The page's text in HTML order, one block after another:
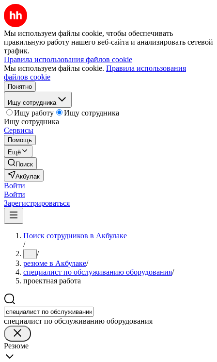
Мы используем файлы cookie, чтобы обеспечивать
правильную работу нашего веб-сайта и анализировать сетевой
трафик.
Правила использования файлов cookie
Мы используем файлы cookie. Правила использования
файлов cookie
Понятно
Ищу сотрудника
Ищу работу
Ищу сотрудника
Ищу сотрудника
Сервисы
Помощь
Ещё
Поиск
Акбулак
Войти
Войти
Зарегистрироваться
Поиск сотрудников в Акбулаке
/
... /
резюме в Акбулаке/
специалист по обслуживанию оборудования/
проектная работа
специалист по обслуживанию оборудования
Резюме